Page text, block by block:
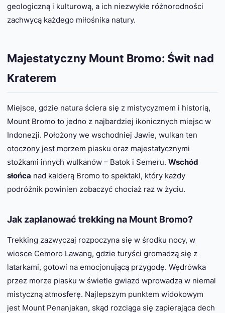
geologiczną i kulturową, a ich niezwykłe różnorodności
zachwycą każdego miłośnika natury.
Majestatyczny Mount Bromo: Świt nad
Kraterem
Miejsce, gdzie natura ściera się z mistycyzmem i historią,
Mount Bromo to jedno z najbardziej ikonicznych miejsc w
Indonezji. Położony we wschodniej Jawie, wulkan ten
otoczony jest morzem piasku oraz majestatycznymi
stożkami innych wulkanów – Batok i Semeru. Wschód
słońca nad kalderą Bromo to spektakl, który każdy
podróżnik powinien zobaczyć chociaż raz w życiu.
Jak zaplanować trekking na Mount Bromo?
Trekking zazwyczaj rozpoczyna się w środku nocy, w
wiosce Cemoro Lawang, gdzie turyści gromadzą się z
latarkami, gotowi na emocjonującą przygodę. Wędrówka
przez morze piasku w świetle gwiazd wprowadza w niemal
mistyczną atmosferę. Najlepszym punktem widokowym
jest Mount Penanjakan, skąd rozciąga się zapierająca dech